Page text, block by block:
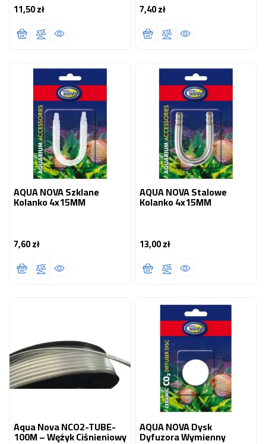
11,50 złCena 7,40 złCena
AQUA NOVA Szklane
Kolanko 4x15MM
7,60 złCena
AQUA NOVA Stalowe
Kolanko 4x15MM
13,00 złCena
Aqua Nova NCO2-TUBE-
100M – Wężyk Ciśnieniowy
AQUA NOVA Dysk
Dyfuzora Wymienny